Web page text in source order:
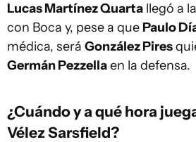
Lucas Martínez Quarta llegó a
con Boca y, pese a que Paulo
médica, será González Pires
Germán Pezzellaen la defensa.
¿Cuándo y a qué hora
Vélez Sarsfield?